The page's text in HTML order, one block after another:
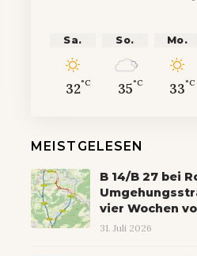
Sa.
32°C
So.
35°C
Mo.
33°C
MEISTGELESEN
B 14/B 27 bei
vier Wochen
31. Juli 2026